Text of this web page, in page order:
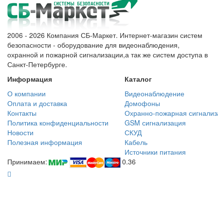
2006 - 2026 Компания СБ-Маркет. Интернет-магазин систем
безопасности - оборудование для видеонаблюдения,
охранной и пожарной сигнализации,а так же систем доступа в
Санкт-Петербурге.
Информация
Каталог
О компании
Видеонаблюдение
Оплата и доставка
Домофоны
Контакты
Охранно-пожарная
Политика конфиденциальности
GSM сигнализация
Новости
СКУД
Полезная информация
Кабель
Источники питания
Принимаем:
0.36